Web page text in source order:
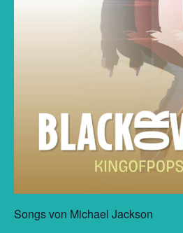
Songs von Michael Jackson